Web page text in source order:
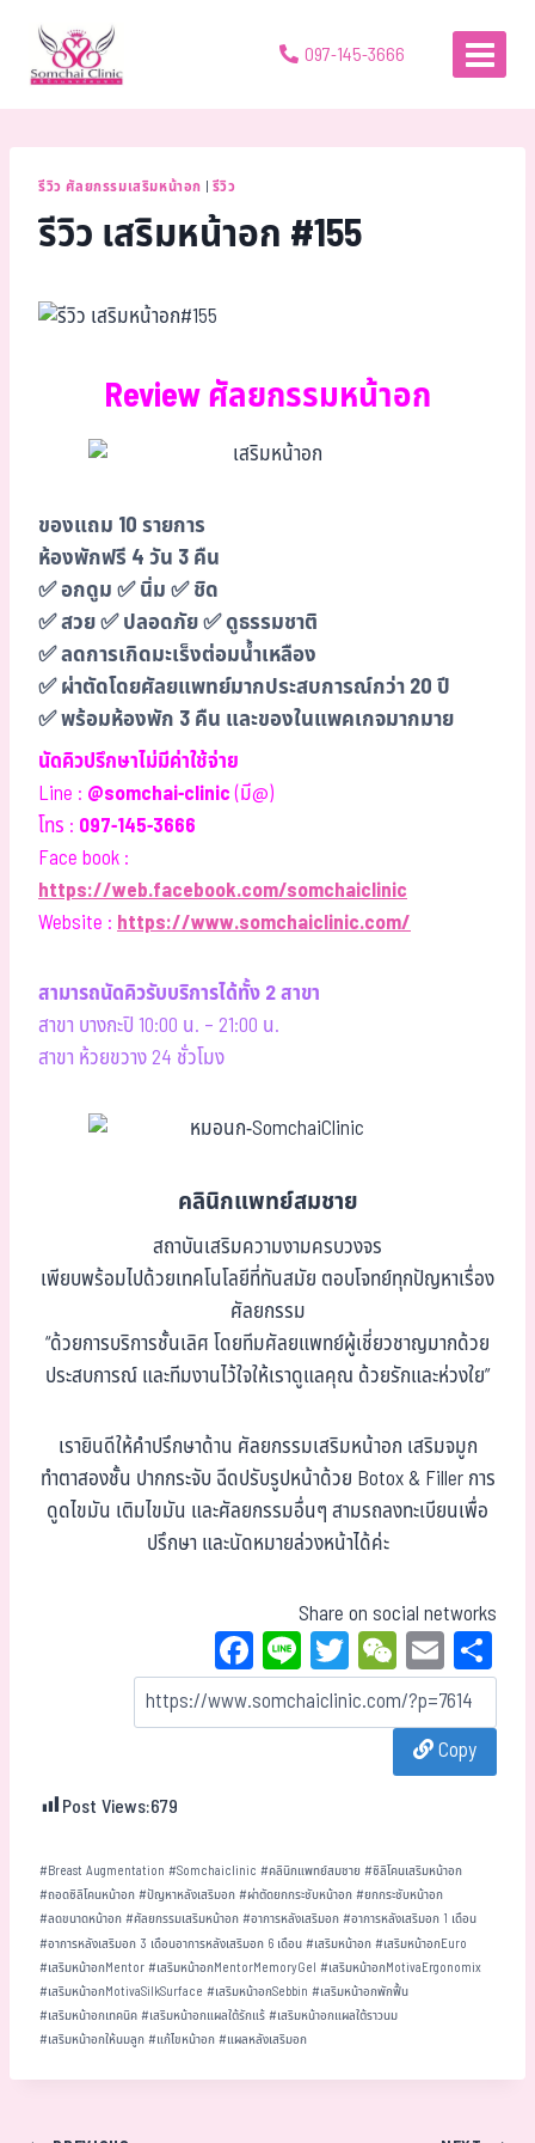
097-145-3666
รีวิว ศัลยกรรมเสริมหน้าอก | รีวิว
รีวิว เสริมหน้าอก #155
Review ศัลยกรรมหน้าอก
ของแถม 10 รายการ
ห้องพักฟรี 4 วัน 3 คืน
✅ อกดูม ✅ นิ่ม ✅ ชิด
✅ สวย ✅ ปลอดภัย ✅ ดูธรรมชาติ
✅ ลดการเกิดมะเร็งต่อมน้ำเหลือง
✅ ผ่าตัดโดยศัลยแพทย์มากประสบการณ์กว่า 20 ปี
✅ พร้อมห้องพัก 3 คืน และของในแพคเกจมากมาย
นัดคิวปรึกษาไม่มีค่าใช้จ่าย
Line : @somchai-clinic(มี@)
โทร : 097-145-3666
Face book :
https://web.facebook.com/somchaiclinic
Website :https://www.somchaiclinic.com/
สามารถนัดคิวรับบริการได้ทั้ง 2 สาขา
สาขา บางกะปิ 10:00 น. – 21:00 น.
สาขา ห้วยขวาง 24 ชั่วโมง
คลินิกแพทย์สมชาย
สถาบันเสริมความงามครบวงจร
เพียบพร้อมไปด้วยเทคโนโลยีที่ทันสมัย ตอบโจทย์ทุกปัญหาเรื่อง
ศัลยกรรม
“ด้วยการบริการชั้นเลิศ โดยทีมศัลยแพทย์ผู้เชี่ยวชาญมากด้วย
ประสบการณ์ และทีมงานไว้ใจให้เราดูแลคุณ ด้วยรักและห่วงใย”
เรายินดีให้คำปรึกษาด้าน ศัลยกรรมเสริมหน้าอก เสริมจมูก
ทำตาสองชั้น ปากกระจับ ฉีดปรับรูปหน้าด้วย Botox & Filler การ
ดูดไขมัน เติมไขมัน และศัลยกรรมอื่นๆ สามรถลงทะเบียนเพื่อ
ปรึกษา และนัดหมายล่วงหน้าได้ค่ะ
Share on social networks
Fa
ce
bo
Li
ne
T
wi
tt
W
eC
ha
t
E
m
ail
Copy
Post Views:679
#Breast Augmentation #Somchaiclinic #คลินิกแพทย์สมชาย #ซิลิโคนเสริมหน้าอก
#ถอดซิลิโคนหน้าอก#ปัญหาหลังเสริมอก#ผ่าตัดยกกระชับหน้าอก#ยกกระชับหน้าอก
#ลดขนาดหน้าอก#ศัลยกรรมเสริมหน้าอก#อาการหลังเสริมอก#อาการหลังเสริมอก 1 เดือน
#อาการหลังเสริมอก 3 เดือนอาการหลังเสริมอก 6 เดือน#เสริมหน้าอก#เสริมหน้าอกEuro
#เสริมหน้าอกMentor#เสริมหน้าอกMentorMemoryGel #เสริมหน้าอกMotivaErgonomix
#เสริมหน้าอกMotivaSilkSurface #เสริมหน้าอกSebbin #เสริมหน้าอกพักฟื้น
#เสริมหน้าอกเทคนิค#เสริมหน้าอกแผลใต้รักแร้#เสริมหน้าอกแผลใต้ราวนม
#เสริมหน้าอกให้นมลูก#แก้ไขหน้าอก#แผลหลังเสริมอก